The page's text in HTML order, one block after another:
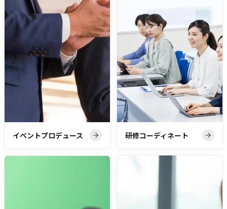
イベントプロデュース 研修コーディネート